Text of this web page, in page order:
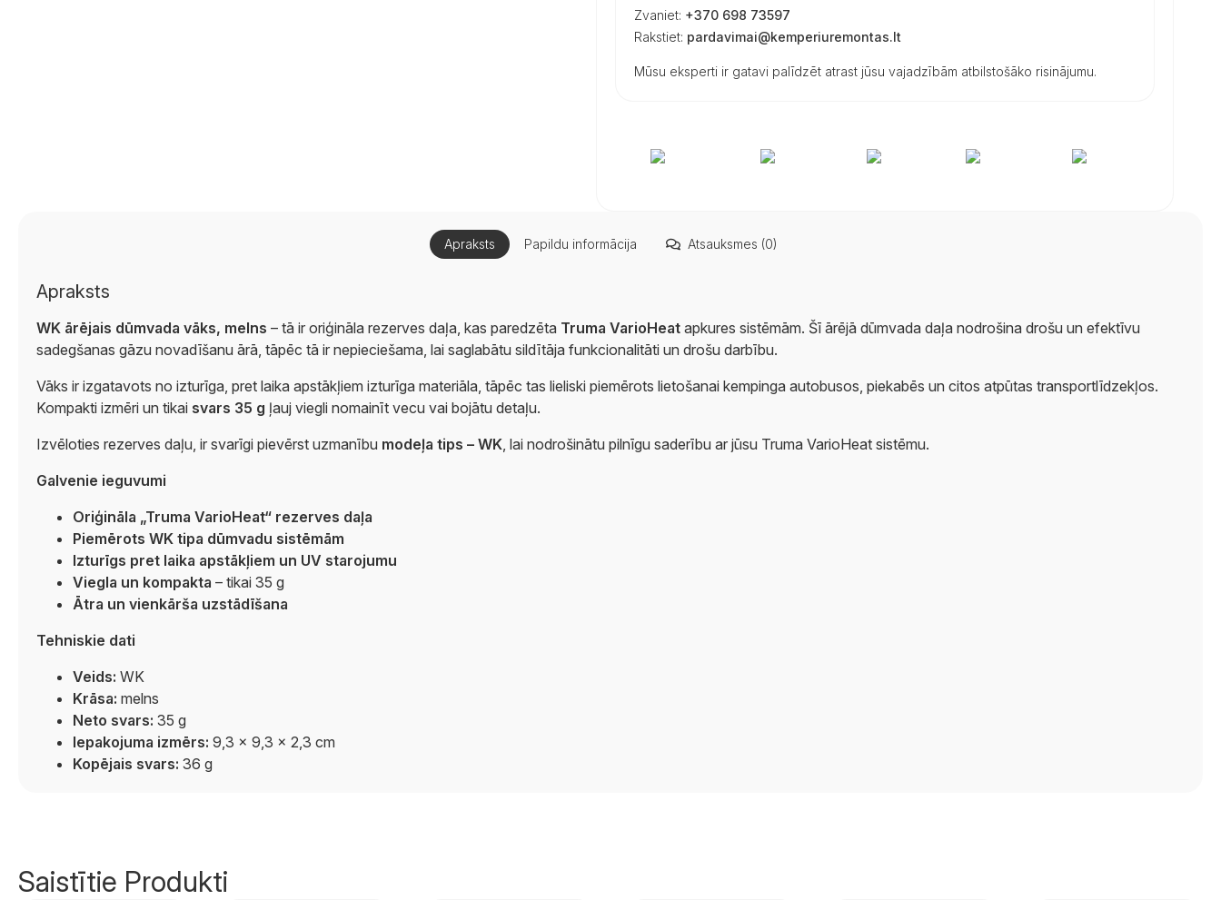
Zvaniet: +370 698 73597
Rakstiet: pardavimai@kemperiuremontas.lt
Mūsu eksperti ir gatavi palīdzēt atrast jūsu vajadzībām atbilstošāko risinājumu.
Apraksts Papildu informācija Atsauksmes (0)
Apraksts
WK ārējais dūmvada vāks, melns – tā ir oriģināla rezerves daļa, kas paredzēta Truma VarioHeat apkures sistēmām. Šī ārējā dūmvada daļa nodrošina drošu un efektīvu
sadegšanas gāzu novadīšanu ārā, tāpēc tā ir nepieciešama, lai saglabātu sildītāja funkcionalitāti un drošu darbību.
Vāks ir izgatavots no izturīga, pret laika apstākļiem izturīga materiāla, tāpēc tas lieliski piemērots lietošanai kempinga autobusos, piekabēs un citos atpūtas transportlīdzekļos.
Kompakti izmēri un tikai svars 35 g ļauj viegli nomainīt vecu vai bojātu detaļu.
Izvēloties rezerves daļu, ir svarīgi pievērst uzmanību modeļa tips – WK, lai nodrošinātu pilnīgu saderību ar jūsu Truma VarioHeat sistēmu.
Galvenie ieguvumi
Oriģināla „Truma VarioHeat“ rezerves daļa
Piemērots WK tipa dūmvadu sistēmām
Izturīgs pret laika apstākļiem un UV starojumu
Viegla un kompakta – tikai 35 g
Ātra un vienkārša uzstādīšana
Tehniskie dati
Veids: WK
Krāsa: melns
Neto svars: 35 g
Iepakojuma izmērs: 9,3 × 9,3 × 2,3 cm
Kopējais svars: 36 g
Saistītie Produkti